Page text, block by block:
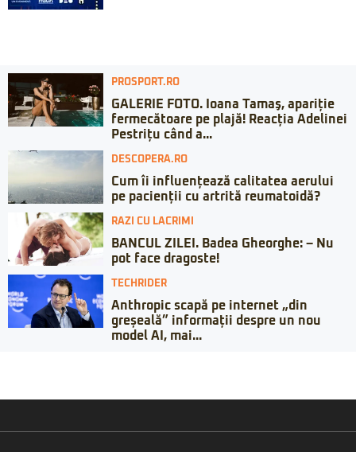
PROSPORT.RO
GALERIE FOTO. Ioana Tamaş, apariție
fermecătoare pe plajă! Reacția Adelinei
Pestrițu când a...
DESCOPERA.RO
Cum îi influențează calitatea aerului
pe pacienții cu artrită reumatoidă?
RAZI CU LACRIMI
BANCUL ZILEI. Badea Gheorghe: – Nu
pot face dragoste!
TECHRIDER
Anthropic scapă pe internet „din
greșeală” informații despre un nou
model AI, mai...